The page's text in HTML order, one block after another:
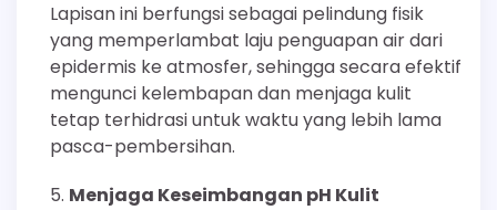
Lapisan ini berfungsi sebagai pelindung fisik
yang memperlambat laju penguapan air dari
epidermis ke atmosfer, sehingga secara efektif
mengunci kelembapan dan menjaga kulit
tetap terhidrasi untuk waktu yang lebih lama
pasca-pembersihan.
Menjaga Keseimbangan pH Kulit